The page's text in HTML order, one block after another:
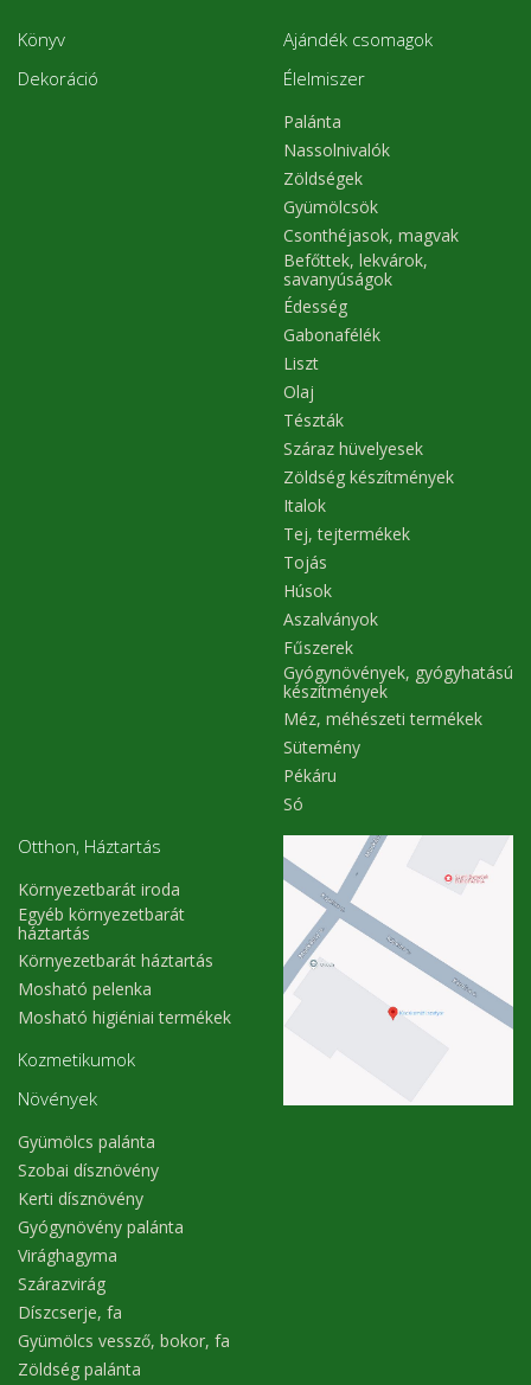
Könyv
Dekoráció
Ajándék csomagok
Élelmiszer
Palánta
Nassolnivalók
Zöldségek
Gyümölcsök
Csonthéjasok, magvak
Befőttek, lekvárok,
savanyúságok
Édesség
Gabonafélék
Liszt
Olaj
Tészták
Száraz hüvelyesek
Zöldség készítmények
Italok
Tej, tejtermékek
Tojás
Húsok
Aszalványok
Fűszerek
Gyógynövények, gyógyhatású
készítmények
Méz, méhészeti termékek
Sütemény
Pékáru
Só
Otthon, Háztartás
Környezetbarát iroda
Egyéb környezetbarát
háztartás
Környezetbarát háztartás
Mosható pelenka
Mosható higiéniai termékek
Kozmetikumok
Növények
Gyümölcs palánta
Szobai dísznövény
Kerti dísznövény
Gyógynövény palánta
Virághagyma
Szárazvirág
Díszcserje, fa
Gyümölcs vessző, bokor, fa
Zöldség palánta